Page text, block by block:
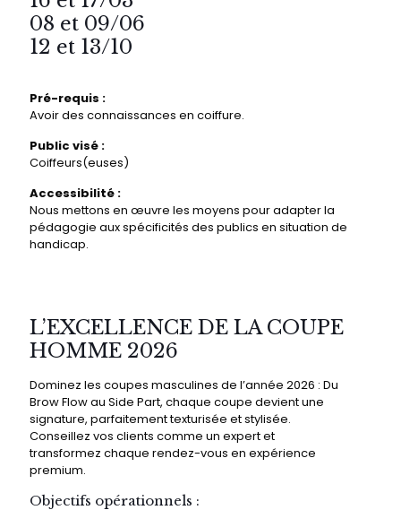
08 et 09/06
12 et 13/10
Pré-requis :
Avoir des connaissances en coiffure.
Public visé :
Coiffeurs(euses)
Accessibilité :
Nous mettons en œuvre les moyens pour adapter la
pédagogie aux spécificités des publics en situation de
handicap.
L’EXCELLENCE DE LA COUPE
HOMME 2026
Dominez les coupes masculines de l’année 2026 : Du
Brow Flow au Side Part, chaque coupe devient une
signature, parfaitement texturisée et stylisée.
Conseillez vos clients comme un expert et
transformez chaque rendez-vous en expérience
premium.
Objectifs opérationnels :